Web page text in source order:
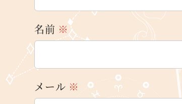
名前 ※
メール ※